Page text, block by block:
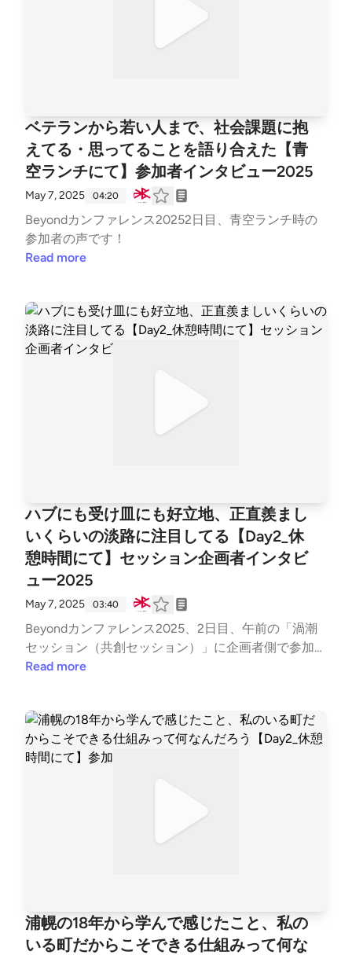
ベテランから若い人まで、社会課題に抱
えてる・思ってることを語り合えた【青
空ランチにて】参加者インタビュー2025
May 7, 2025 04:20
Beyondカンファレンス20252日目、青空ランチ時の
参加者の声です！
Read more
ハブにも受け皿にも好立地、正直羨まし
いくらいの淡路に注目してる【Day2_休
憩時間にて】セッション企画者インタビ
ュー2025
May 7, 2025 03:40
Beyondカンファレンス2025、2日目、午前の「渦潮
セッション（共創セッション）」に企画者側で参加さ
れた方のインタビューをお届けします！
Read more
浦幌の18年から学んで感じたこと、私の
いる町だからこそできる仕組みって何な